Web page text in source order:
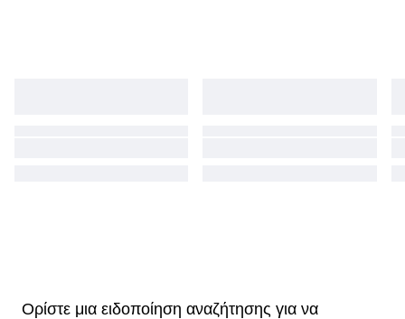
Ορίστε μια ειδοποίηση αναζήτησης για να